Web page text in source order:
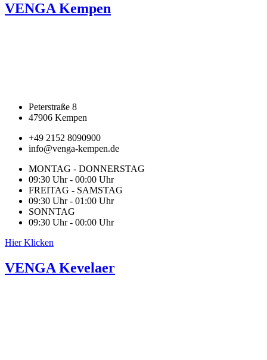
VENGA Kempen
Peterstraße 8
47906 Kempen
+49 2152 8090900
info@venga-kempen.de
MONTAG - DONNERSTAG
09:30 Uhr - 00:00 Uhr
FREITAG - SAMSTAG
09:30 Uhr - 01:00 Uhr
SONNTAG
09:30 Uhr - 00:00 Uhr
Hier Klicken
VENGA Kevelaer